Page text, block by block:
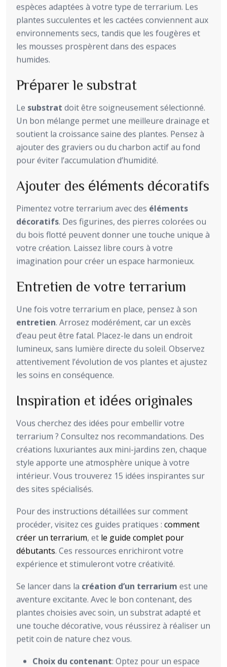
espèces adaptées à votre type de terrarium. Les
plantes succulentes et les cactées conviennent aux
environnements secs, tandis que les fougères et
les mousses prospèrent dans des espaces
humides.
Préparer le substrat
Le substrat doit être soigneusement sélectionné.
Un bon mélange permet une meilleure drainage et
soutient la croissance saine des plantes. Pensez à
ajouter des graviers ou du charbon actif au fond
pour éviter l’accumulation d’humidité.
Ajouter des éléments décoratifs
Pimentez votre terrarium avec des éléments
décoratifs. Des figurines, des pierres colorées ou
du bois flotté peuvent donner une touche unique à
votre création. Laissez libre cours à votre
imagination pour créer un espace harmonieux.
Entretien de votre terrarium
Une fois votre terrarium en place, pensez à son
entretien. Arrosez modérément, car un excès
d’eau peut être fatal. Placez-le dans un endroit
lumineux, sans lumière directe du soleil. Observez
attentivement l’évolution de vos plantes et ajustez
les soins en conséquence.
Inspiration et idées originales
Vous cherchez des idées pour embellir votre
terrarium ? Consultez nos recommandations. Des
créations luxuriantes aux mini-jardins zen, chaque
style apporte une atmosphère unique à votre
intérieur. Vous trouverez 15 idées inspirantes sur
des sites spécialisés.
Pour des instructions détaillées sur comment
procéder, visitez ces guides pratiques : comment
créer un terrarium, et le guide complet pour
débutants. Ces ressources enrichiront votre
expérience et stimuleront votre créativité.
Se lancer dans la création d’un terrarium est une
aventure excitante. Avec le bon contenant, des
plantes choisies avec soin, un substrat adapté et
une touche décorative, vous réussirez à réaliser un
petit coin de nature chez vous.
Choix du contenant: Optez pour un espace